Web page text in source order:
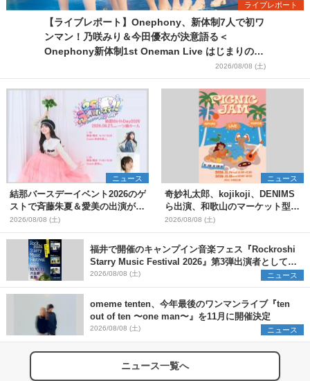
ライブレポート
【ライブレポート】Onephony、新体制7人で初ワ
ンマン！乃咲みり＆今田優衣が決意語る＜
Onephony新体制1st Oneman Live はじまりの夏
2026/08/08 (土)
ニュース
結那バースデーイベント2026のゲ
ストで斉藤朱夏＆愛美の出演が決
定
2026/08/08 (土)
ニュース
奇妙礼太郎、kojikoji、DENIMS
ら出演、和歌山のマーケット型野
外イベント『PICNIC JAM
2026』早割チケット発売開始
2026/08/08 (土)
福井で開催のキャンプイン音楽フェス『Rockroshi
Starry Music Festival 2026』第3弾出演者として
SCOOBIE DO、かりゆし58、Reiを発表
2026/08/08 (土) ニュース
omeme tenten、今年最後のワンマンライブ『ten
out of ten 〜one man〜』を11月に開催決定
2026/08/08 (土) ニュース
ニュース一覧へ